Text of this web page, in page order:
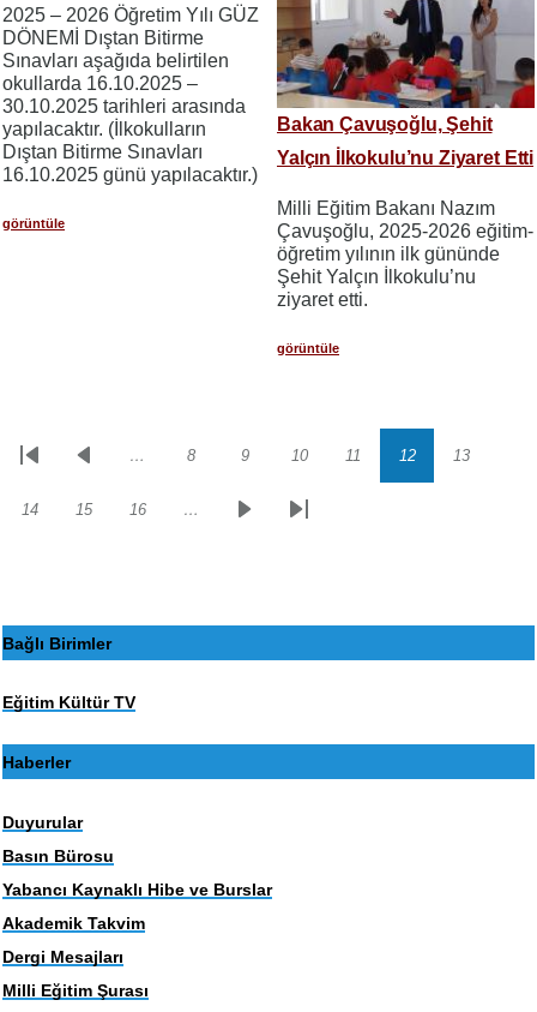
2025 – 2026 Öğretim Yılı GÜZ
DÖNEMİ Dıştan Bitirme
Sınavları aşağıda belirtilen
okullarda 16.10.2025 –
30.10.2025 tarihleri arasında
yapılacaktır. (İlkokulların
Dıştan Bitirme Sınavları
16.10.2025 günü yapılacaktır.)
görüntüle
Bakan Çavuşoğlu, Şehit
Yalçın İlkokulu’nu Ziyaret Etti
Milli Eğitim Bakanı Nazım
Çavuşoğlu, 2025-2026 eğitim-
öğretim yılının ilk gününde
Şehit Yalçın İlkokulu’nu
ziyaret etti.
görüntüle
Sayfalama
İlk
Önceki… Sayfa
8 Sayfa
9 Sayfa
10 Sayfa
11 Sayfa
12 Sayfa
13
Sayfa
14 Sayfa
15 Sayfa
16 …
SonrakiSon
Bağlı Birimler
Eğitim Kültür TV
Haberler
Duyurular
Basın Bürosu
Yabancı Kaynaklı Hibe ve Burslar
Akademik Takvim
Dergi Mesajları
Milli Eğitim Şurası